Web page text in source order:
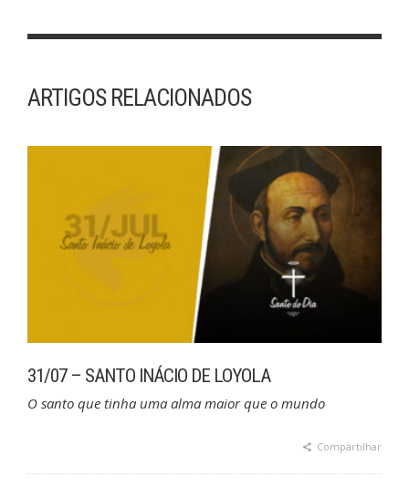
ARTIGOS RELACIONADOS
31/07 – SANTO INÁCIO DE LOYOLA
O santo que tinha uma alma maior que o mundo
Compartilhar